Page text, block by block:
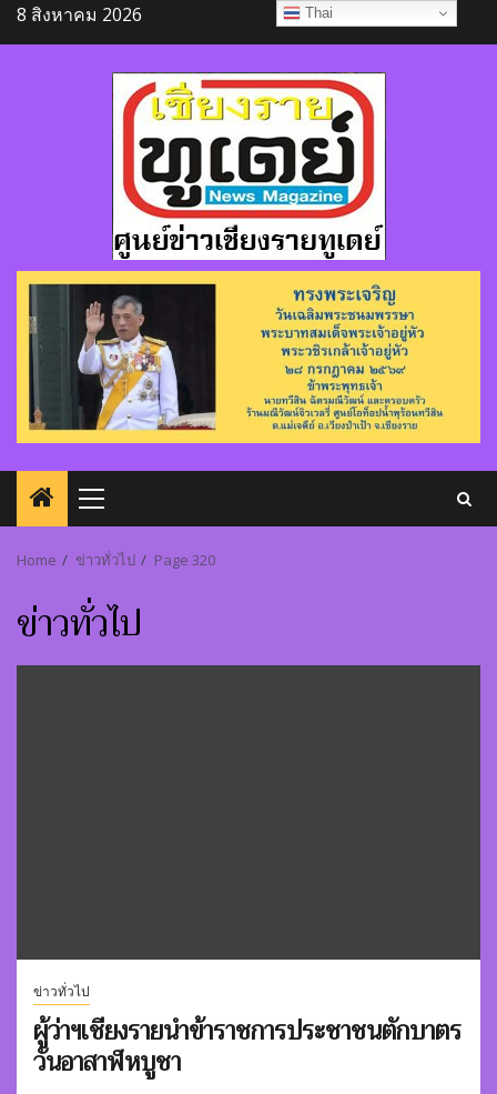
Skip
to
8 สิงหาคม 2026
Primary
Home ข่าวทั่วไป Page 320
ข่าวทั่วไป
ข่าวทั่วไป
ผู้ว่าฯเชียงรายนำข้าราชการประชาชนตักบาตร
วันอาสาฬหบูชา
Thai